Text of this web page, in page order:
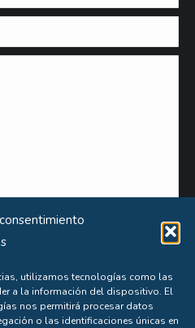
utilizamos tecnologías como las
a la información del dispositivo. El
nos permitirá procesar datos
o las identificaciones únicas en
el uso que le damos a sus datos personales
.